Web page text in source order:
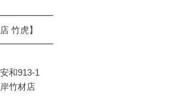
竹虎】
和913-1
竹材店